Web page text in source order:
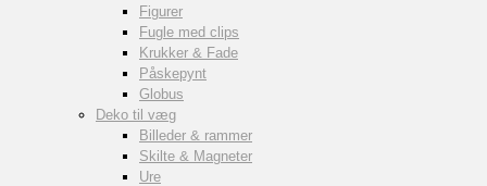
Figurer
Fugle med clips
Krukker & Fade
Påskepynt
Globus
Deko til væg
Billeder & rammer
Skilte & Magneter
Ure